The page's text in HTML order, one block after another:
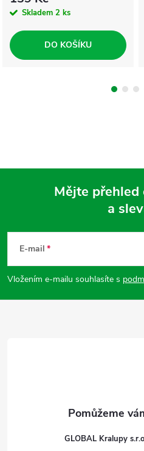
Skladem 2 ks
DO KOŠÍKU
p
a
Mějte
a
E-mail
Vložením e-mailu souhlasíte s
GLOBAL Kralupy